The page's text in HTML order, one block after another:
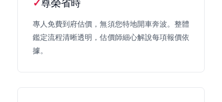
尊榮省時
專人免費到府估價，無須您特地開車奔波。整體
鑑定流程清晰透明，估價師細心解說每項報價依
據。